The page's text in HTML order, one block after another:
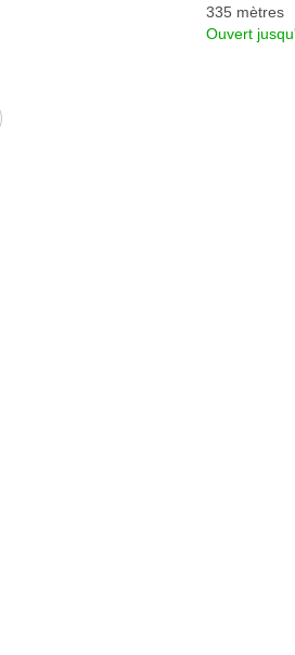
335 mètres
Ouvert